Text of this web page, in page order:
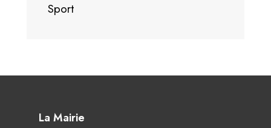
Sport
La Mairie